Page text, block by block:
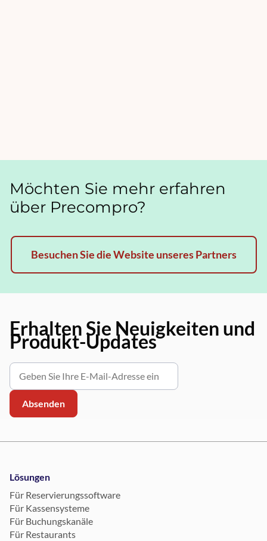
Möchten Sie mehr erfahren
über Precompro?
Besuchen Sie die Website unseres Partners
Erhalten Sie Neuigkeiten und
Produkt-Updates
Lösungen
Für Reservierungssoftware
Für Kassensysteme
Für Buchungskanäle
Für Restaurants